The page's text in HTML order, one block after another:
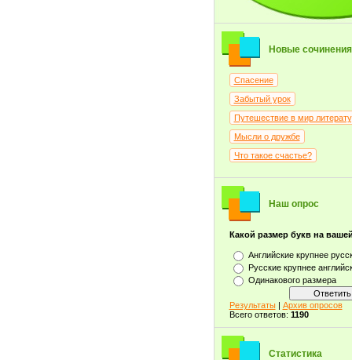
Новые сочинения
Спасение
Забытый урок
Путешествие в мир
Мысли о дружбе
Что такое счастье?
Наш опрос
Какой размер букв на
Английские крупнее
Русские крупнее
Одинакового размера
Результаты| Архив опросов
Всего ответов: 1190
Статистика